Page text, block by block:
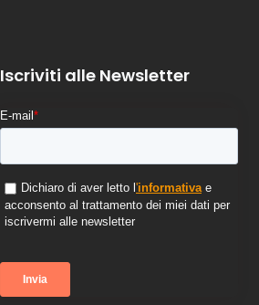
Iscriviti alle Newsletter
E-mail *
Dichiaro di aver letto l 'informativae
acconsento al trattamento dei miei dati per
iscrivermi alle newsletter